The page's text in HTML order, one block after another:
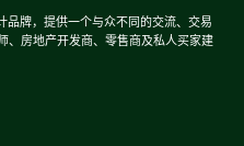
品牌，提供一个与众不同的交流、交易
、房地产开发商、零售商及私人买家建